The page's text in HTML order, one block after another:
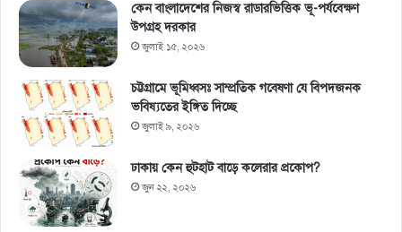
কেন বাংলাদেশের নিজস্ব রাডারভিত্তিক ভূ-পর্যবেক্ষণ
উপগ্রহ দরকার
জুলাই ১৫, ২০২৬
চট্টগ্রামে ভূমিধ্বসঃ সাম্প্রতিক গবেষণা যে বিপদজনক
ভবিষ্যতের ইঙ্গিত দিচ্ছে
জুলাই ৯, ২০২৬
ঢাকায় কেন হুটহাট বাড়ে কলেরার প্রকোপ?
জুন ২২, ২০২৬